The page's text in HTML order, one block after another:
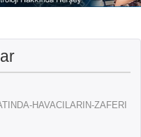
HAVACILARIN-ZAFERI